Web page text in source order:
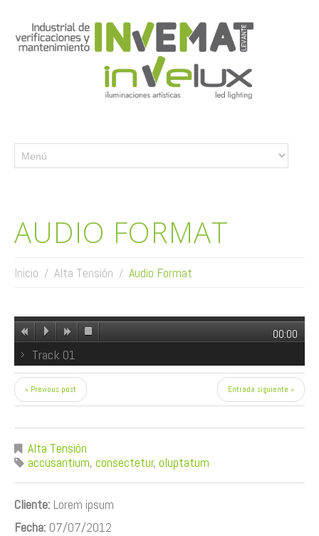
AUDIO FORMAT
Inicio Alta Tensión Audio Format
00:00
Track 01
« Previous post Entrada siguiente »
Alta Tensión
accusantium, consectetur, oluptatum
Cliente: Lorem ipsum
Fecha: 07/07/2012